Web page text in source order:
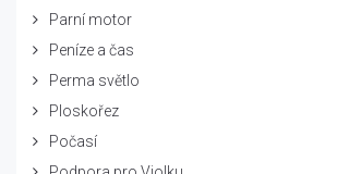
Parní motor
Peníze a čas
Perma světlo
Ploskořez
Počasí